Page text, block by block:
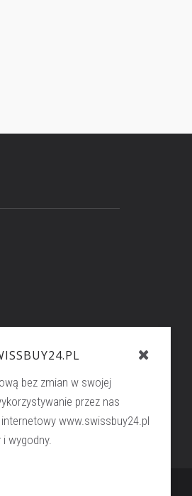
bez zmian w swojej
przez nas
www.swissbuy24.pl
wygodny.